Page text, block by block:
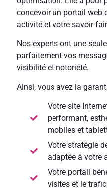
concevoir un portail web
activité et votre savoir-
Nos experts ont une
parfaitement vos
visibilité et notoriété.
Ainsi, vous avez la
Votre site
performant,
mobiles et
Votre stratégie
adaptée à votre
Votre portail
visites et le